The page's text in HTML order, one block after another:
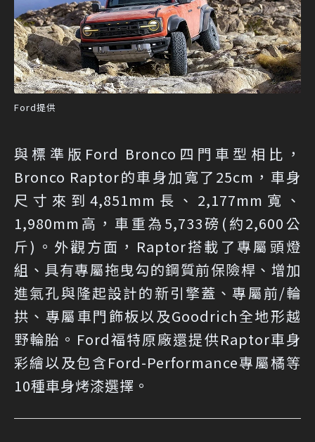
Ford提供
與標準版Ford Bronco四門車型相比，
Bronco Raptor的車身加寬了25cm，車身
尺寸來到4,851mm長、2,177mm寬、
1,980mm高，車重為5,733磅(約2,600公
斤)。外觀方面，Raptor搭載了專屬頭燈
組、具有專屬拖曳勾的鋼質前保險桿、增加
進氣孔與隆起設計的新引擎蓋、專屬前/輪
拱、專屬車門飾板以及Goodrich全地形越
野輪胎。Ford福特原廠還提供Raptor車身
彩繪以及包含Ford-Performance專屬橘等
10種車身烤漆選擇。